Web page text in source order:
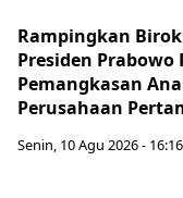
Rampingkan
Presiden
Pemangkasan
Perusahaan
Senin, 10 Agu 2026 - 16:16